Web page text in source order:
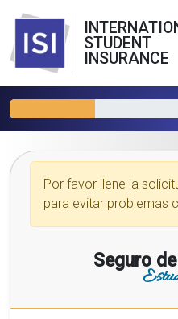
STUDENT
INSURANCE
Por favor llene la
para evitar problemas
Seguro